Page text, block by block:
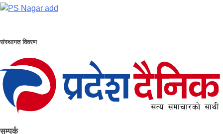
संस्थागत विवरण
सम्पर्क